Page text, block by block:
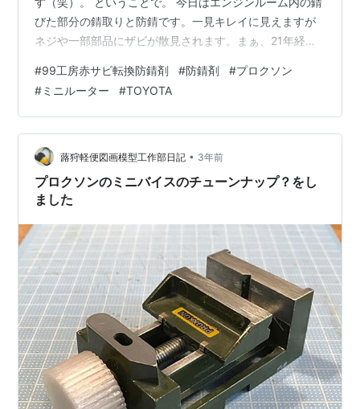
びた部分の錆取りと防錆です。一見キレイに見えますが
ネジや一部部品にザビが散見されます。まぁ、21年経っ
頭の部分・・・1 エンジンマウントの部分など・・・ っ
てことでリューターで軽く錆を除去します。 リューター
のブラシが1つしかなく削るたびにブラシのワイヤが飛ん
でいきハゲ散らかすので（笑）、それぞれの錆びた部分
を全体的に軽く削って終了。 ホムセンで防錆剤を購入。
使用するのは「99工房赤サビ転…
#99工房赤サビ転換防錆剤 #防錆剤 #プロクソン
#ミニルーター #TOYOTA
蕗狩軽便図画模型工作部日記 • 3年前
プロクソンのミニバイスのチューンナップ？をし
ました